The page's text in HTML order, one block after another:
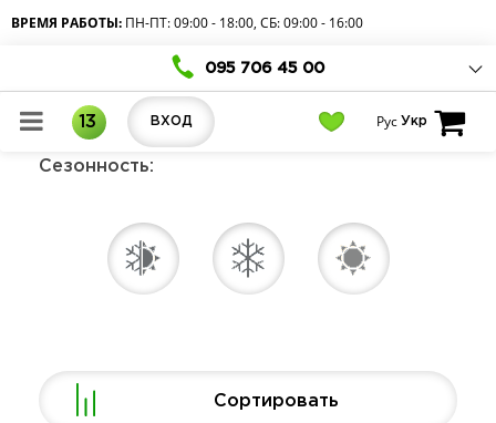
ВРЕМЯ РАБОТЫ: ПН-ПТ: 09:00 - 18:00, СБ: 09:00 - 16:00
095 706 45 00
13 ВХОД Рус Укр
Сезонность:
Сортировать